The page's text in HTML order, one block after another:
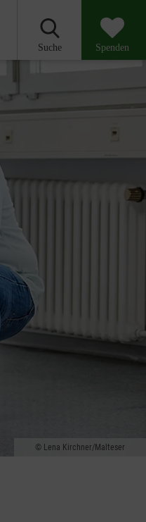
Suche Spenden
Lena Kirchner/Malteser